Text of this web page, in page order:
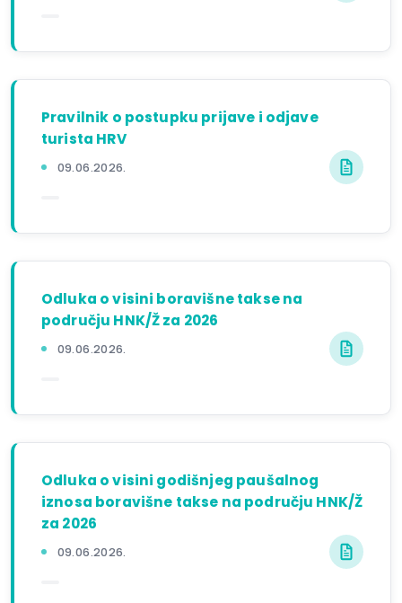
Pravilnik o postupku prijave i odjave
turista HRV
09.06.2026.
Odluka o visini boravišne takse na
području HNK/Ž za 2026
09.06.2026.
Odluka o visini godišnjeg paušalnog
iznosa boravišne takse na području HNK/Ž
za 2026
09.06.2026.